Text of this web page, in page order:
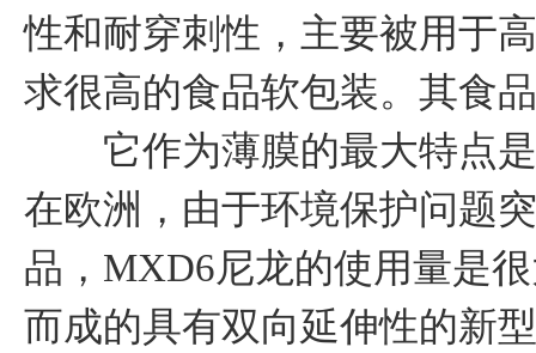
性和耐穿刺性，主要被用于
求很高的食品软包装。其食
它作为薄膜的最大特点是
在欧洲，由于环境保护问题
品，MXD6尼龙的使用量是
而成的具有双向延伸性的新